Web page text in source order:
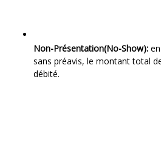
Non-Présentation(No-Show):
sans préavis, le montant total
débité.